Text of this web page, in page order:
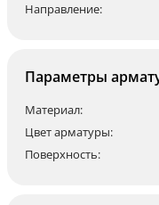
Направление:
Параметры
Материал:
Цвет арматуры:
Поверхность: